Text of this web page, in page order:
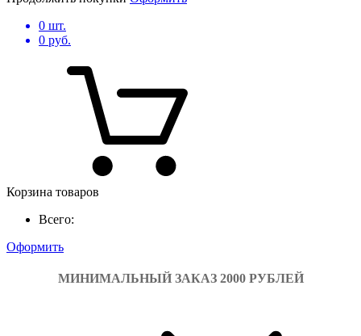
0 шт.
0 руб.
Корзина товаров
Всего:
Оформить
МИНИМАЛЬНЫЙ ЗАКАЗ 2000 РУБЛЕЙ